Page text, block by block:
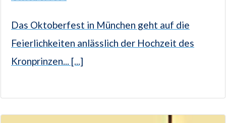
Das Oktoberfest in München geht auf die
Feierlichkeiten anlässlich der Hochzeit des
Kronprinzen... [...]